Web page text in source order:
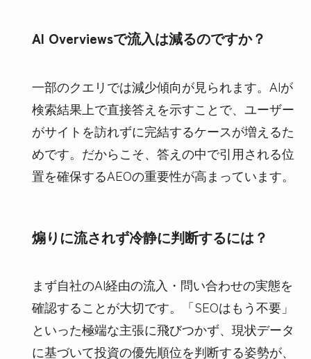
AI Overviewsで流入は減るのですか？
一部のクエリでは減少傾向が見られます。AIが
検索結果上で直接答えを示すことで、ユーザー
がサイトを訪れずに完結するケースが増えるた
めです。だからこそ、答えの中で引用される位
置を確保するAEOの重要性が高まっています。
煽りに流されず冷静に判断するには？
まず自社のAI経由の流入・問い合わせの実態を
確認することが大切です。「SEOはもう不要」
といった極端な主張に飛びつかず、現状データ
に基づいて投資の優先順位を判断する姿勢が、